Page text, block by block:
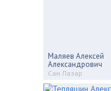
Маляев Алексей
Александрович
Сан Лазар